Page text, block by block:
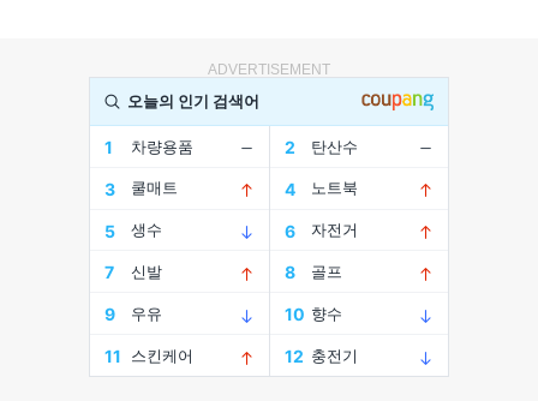
ADVERTISEMENT